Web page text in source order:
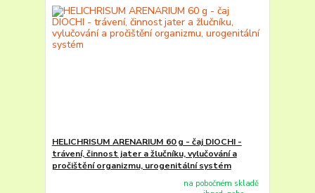
HELICHRISUM ARENARIUM 60 g - čaj DIOCHI -
trávení, činnost jater a žlučníku, vylučování a
pročištění organizmu, urogenitální systém
na pobočném skladě